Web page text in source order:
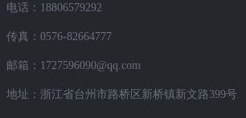
电话：18806579292
传真：0576-82664777
邮箱：1727596090@qq.com
地址：浙江省台州市路桥区新桥镇新文路399号